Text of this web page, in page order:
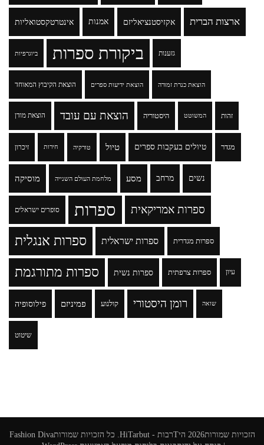
אינטרטקסטואליות אמנות אקזיסטנציאליזם ארצות הברית
ביוגרפיות ביקורת ספרות גזענות
הוצאת הקיבוץ המאוחד הוצאת ידיעות ספרים הוצאת כנרת זמורה
הוצאת מודן הוצאת עם עובד היסטוריה המשוטט זהות
זיכרון חירות טורקיה טיול טיולים בעקבות ספרים מגדר
מוסיקה מלחמת העולם השנייה מסע מרחב נשים
סופרים ישראלים ספרות ספרות אמריקאית
ספרות אנגלית ספרות ישראלית ספרות מגדרית
ספרות מתורגמת ספרות נשית ספרות צרפתית עיון
פילוסופיה פמיניזם קולנוע רומן היסטורי שואה
שיטוט
הזכויות שמורות2026 היTרבות - HiTarbut . כל הזכויות שמורותFashion Diva